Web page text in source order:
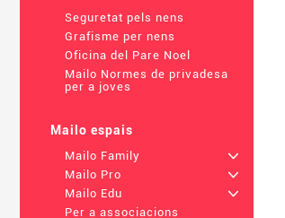
Seguretat pels nens
Grafisme per nens
Oficina del Pare Noel
Mailo Normes de privadesa
per a joves
Mailo espais
Mailo Family
+
Mailo Pro
+
Mailo Edu
+
Per a associacions